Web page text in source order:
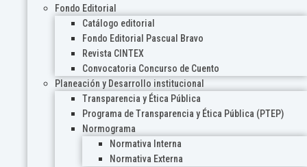
Fondo Editorial
Catálogo editorial
Fondo Editorial Pascual Bravo
Revista CINTEX
Convocatoria Concurso de Cuento
Planeación y Desarrollo institucional
Transparencia y Ética Pública
Programa de Transparencia y Ética Pública (PTEP)
Normograma
Normativa Interna
Normativa Externa